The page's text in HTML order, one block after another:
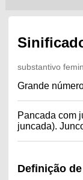
substantivo
Grande
Pancada com
juncada).
Definição